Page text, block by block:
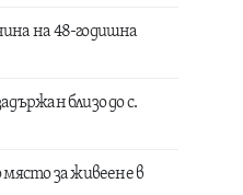
на 48-годишна
близо до с.
за живеене в